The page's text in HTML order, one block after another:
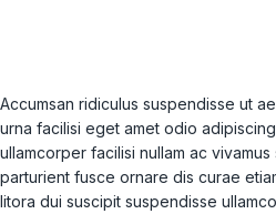
Accumsan ridiculus suspendisse ut
urna facilisi eget amet odio
ullamcorper facilisi nullam ac
parturient fusce ornare dis curae
litora dui suscipit suspendisse